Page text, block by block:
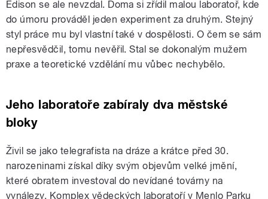
Edison se ale nevzdal. Doma si zřídil malou laboratoř, kde
do úmoru prováděl jeden experiment za druhým. Stejný
styl práce mu byl vlastní také v dospělosti. O čem se sám
nepřesvědčil, tomu nevěřil. Stal se dokonalým mužem
praxe a teoretické vzdělání mu vůbec nechybělo.
Jeho laboratoře zabíraly dva městské
bloky
Živil se jako telegrafista na dráze a krátce před 30.
narozeninami získal díky svým objevům velké jmění,
které obratem investoval do nevídané továrny na
vynálezy. Komplex vědeckých laboratoří v Menlo Parku